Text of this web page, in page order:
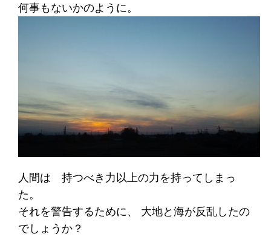
何事もないかのように。
人間は 持つべき力以上の力を持ってしまっ
た。
それを警告するために、 大地と海が反乱したの
でしょうか？